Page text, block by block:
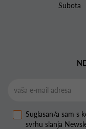
Suglasan/a sam s
svrhu slanja